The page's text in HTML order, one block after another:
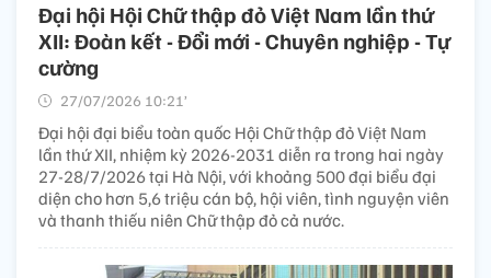
Đại hội Hội Chữ thập đỏ Việt Nam lần thứ
XII: Đoàn kết - Đổi mới - Chuyên nghiệp - Tự
cường
27/07/2026 10:21’
Đại hội đại biểu toàn quốc Hội Chữ thập đỏ Việt Nam
lần thứ XII, nhiệm kỳ 2026-2031 diễn ra trong hai ngày
27-28/7/2026 tại Hà Nội, với khoảng 500 đại biểu đại
diện cho hơn 5,6 triệu cán bộ, hội viên, tình nguyện viên
và thanh thiếu niên Chữ thập đỏ cả nước.